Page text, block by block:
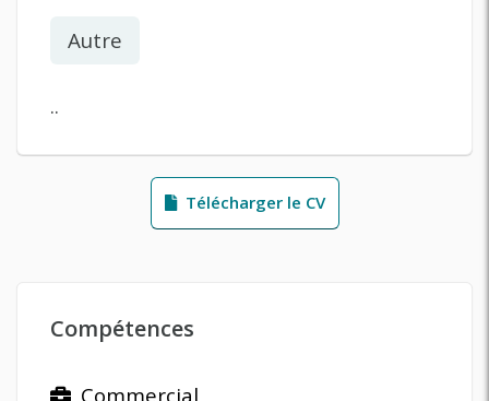
Autre
..
Télécharger le CV
Compétences